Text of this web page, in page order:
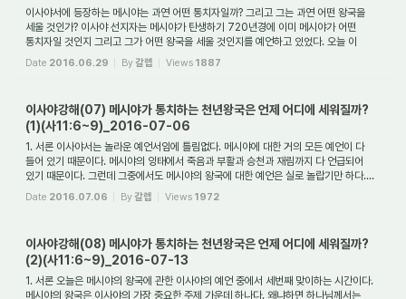
이사야서에 등장하는 메시야는 과연 어떤 통치자일까? 그리고 그는 과연 어떤 왕국을
세울 것인가? 이사야 선지자는 메시야가 탄생하기 720년경에 이미 메시야가 어떤
통치자일 것인지 그리고 그가 어떤 왕국을 세울 것인지를 예언하고 있었다. 오늘 이
Date 2016.06.29 By갈렙 Views 1887
이사야강해(07) 메시야가 통치하는 천년왕국은 언제 어디에 세워질까?
(1)(사11:6~9)_2016-07-06
1. 서론 이사야서는 놀라운 예언서임에 틀림없다. 메시야에 대한 거의 모든 예언이 다
들어 있기 때문이다. 메시야의 잉태에서 죽음과 부활과 승천과 재림까지 다 언급되어
있기 때문이다. 그런데 그중에서도 메시야의 왕국에 대한 예언은 실로 놀랍기만 하다....
Date 2016.07.06 By갈렙 Views 1972
이사야강해(08) 메시야가 통치하는 천년왕국은 언제 어디에 세워질까?
(2)(사11:6~9)_2016-07-13
1. 서론 오늘은 메시야의 왕국에 관한 이사야의 예언 중에서 세번째 맞이하는 시간이다.
메시야의 왕국은 이사야의 가장 중요한 주제 가운데 하나다. 왜냐하면 하나님께서는